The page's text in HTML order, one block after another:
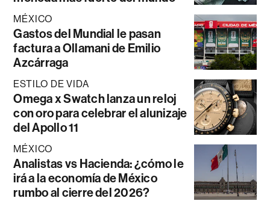
MÉXICO
Gastos del Mundial le pasan
factura a Ollamani de Emilio
Azcárraga
ESTILO DE VIDA
Omega x Swatch lanza un reloj
con oro para celebrar el alunizaje
del Apollo 11
MÉXICO
Analistas vs Hacienda: ¿cómo le
irá a la economía de México
rumbo al cierre del 2026?